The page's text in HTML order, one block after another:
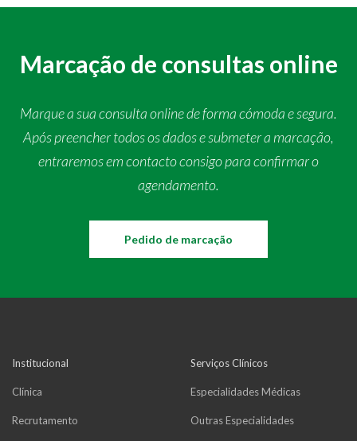
Marcação de consultas online
Marque a sua consulta online de forma cómoda e segura.
Após preencher todos os dados e submeter a marcação,
entraremos em contacto consigo para confirmar o
agendamento.
Pedido de marcação
Institucional
Clínica
Recrutamento
Serviços Clínicos
Especialidades Médicas
Outras Especialidades